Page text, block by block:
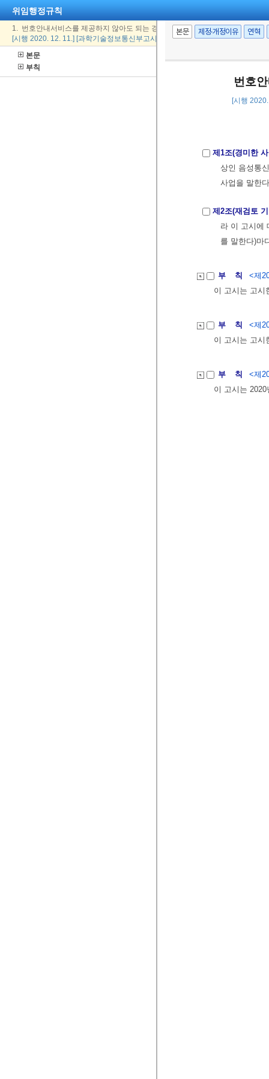
위임행정규칙
1. 번호안내서비스를 제공하지 않아도 되는 경미한 사업
[시행 2020. 12. 11.] [과학기술정보통신부고시 제2020-75호, 2020. 12. 11., 일부
본문
부칙
본문 제정·개정이유 연혁
번호
[시행
제1조(경미한
상인 음성통
사업을 말한
제2조(재검토
라 이 고시에
를 말한다)마
부 칙
<제
이 고시는 고시
부 칙
<제
이 고시는 고시
부 칙
<제
이 고시는